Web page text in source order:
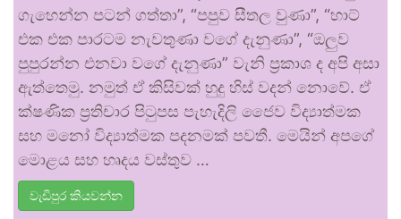
ගැහෙන්න පටන් ගත්තා”, “පපුව සීතල වුණා”, “හාට්
එක එක පාරටම නැවතුණා වගේ දැනුණා”, “ඔලුව
පුපුරන්න එනවා වගේ දැනුණා” වැනි ප්‍රකාශ ද අපි අසා
ඇත්තෙමු. නමුත් ඒ කිසිවක් හුදු හිස් වදන් නොවේ. ඒ
ක්ෂණික ප්‍රතිචාර පිටුපස පැහැදිලි ජෛව විද්‍යාත්මක
සහ මනෝ විද්‍යාත්මක පදනමක් පවතී. මෙයින් අපගේ
මොළය සහ හෘදය වස්තුව …
වැඩිපුර කියවන්න